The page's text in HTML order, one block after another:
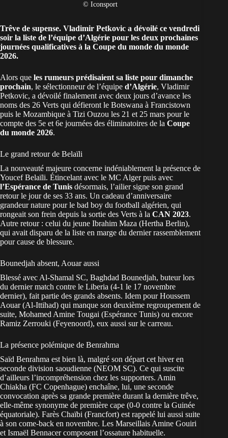
© Iconsport
Trêve de supense. Vladimir Petkovic a dévoilé ce vendredi
soir la liste de l’équipe d’Algérie pour les deux prochaines
journées qualificatives à la Coupe du monde du monde
2026.
Alors que les rumeurs prédisaient sa liste pour dimanche
prochain, le sélectionneur de l’équipe d’Algérie, Vladimir
Petkovic, a dévoilé finalement avec deux jours d’avance les
noms des 26 Verts qui défieront le Botswana à Francistown
puis le Mozambique à Tizi Ouzou les 21 et 25 mars pour le
compte des 5e et 6e journées des éliminatoires de la Coupe
du monde 2026.
Le grand retour de Belaïli
La nouveauté majeure concerne indéniablement la présence de
Youcef Belaïli. Étincelant avec le MC Alger puis avec
l’Espérance de Tunis désormais, l’ailier signe son grand
retour le jour de ses 33 ans. Un cadeau d’anniversaire
grandeur nature pour le bad boy du football algérien, qui
rongeait son frein depuis la sortie des Verts à la CAN 2023.
Autre retour : celui du jeune Ibrahim Maza (Hertha Berlin),
qui avait disparu de la liste en marge du dernier rassemblement
pour cause de blessure.
Bounedjah absent, Aouar aussi
Blessé avec Al-Shamal SC, Baghdad Bounedjah, buteur lors
du dernier match contre le Liberia (4-1 le 17 novembre
dernier), fait partie des grands absents. Idem pour Houssem
Aouar (Al-Ittihad) qui manque son deuxième regroupement de
suite, Mohamed Amine Tougai (Espérance Tunis) ou encore
Ramiz Zerrouki (Feyenoord), eux aussi sur le carreau.
La présence polémique de Benrahma
Saïd Benrahma est bien là, malgré son départ cet hiver en
seconde division saoudienne (NEOM SC). Ce qui suscite
d’ailleurs l’incompréhension chez les supporters. Amin
Chiakha (FC Copenhague) enchaîne, lui, une seconde
convocation après sa grande première durant la dernière trêve,
elle-même synonyme de première cape (0-0 contre la Guinée
équatoriale). Farès Chaïbi (Francfort) est rappelé lui aussi suite
à son come-back en novembre. Les Marseillais Amine Gouiri
et Ismaël Bennacer composent l’ossature habituelle.